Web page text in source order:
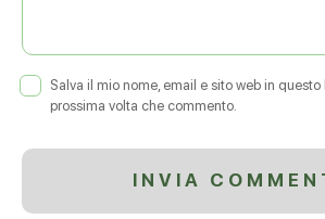
Salva il mio nome, email e sito web in questo
prossima volta che commento.